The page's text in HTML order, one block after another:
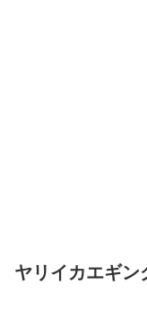
ヤリイカエギン